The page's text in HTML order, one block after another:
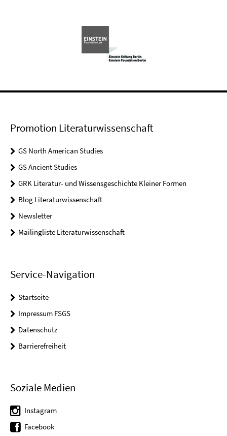
Promotion Literaturwissenschaft
GS North American Studies
GS Ancient Studies
GRK Literatur- und Wissensgeschichte Kleiner Formen
Blog Literaturwissenschaft
Newsletter
Mailingliste Literaturwissenschaft
Service-Navigation
Startseite
Impressum FSGS
Datenschutz
Barrierefreiheit
Soziale Medien
Instagram
Facebook